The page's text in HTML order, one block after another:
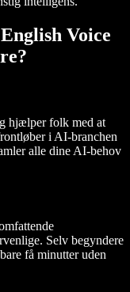
Voice
hjælper folk med at
i AI-branchen
alle dine AI-behov
Selv begyndere
få minutter uden